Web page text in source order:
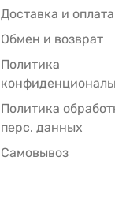
Доставка и оплата
Обмен и возврат
Политика
Политика
перс. данных
Самовывоз